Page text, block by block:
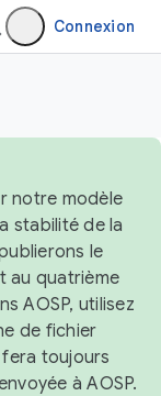
Connexion
notre modèle
stabilité de la
le
au quatrième
AOSP, utilisez
de fichier
fera toujours
à AOSP.